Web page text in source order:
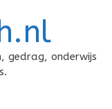
gedrag, onderwijs